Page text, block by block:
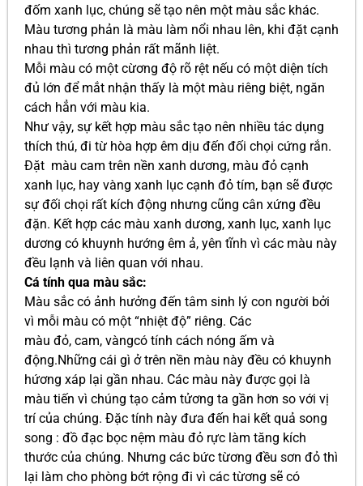
đốm xanh lục, chúng sẽ tạo nên một màu sắc khác.
Màu tương phản là màu làm nổi nhau lên, khi đặt cạnh
nhau thì tương phản rất mãnh liệt.
Mỗi màu có một cừơng độ rõ rệt nếu có một diện tích
đủ lớn để mắt nhận thấy là một màu riêng biệt, ngăn
cách hẳn với màu kia.
Như vậy, sự kết hợp màu sắc tạo nên nhiều tác dụng
thích thú, đi từ hòa hợp êm dịu đến đối chọi cứng rắn.
Ðặt màu cam trên nền xanh dương, màu đỏ cạnh
xanh lục, hay vàng xanh lục cạnh đỏ tím, bạn sẽ được
sự đối chọi rất kích động nhưng cũng cân xứng đều
đặn. Kết hợp các màu xanh dương, xanh lục, xanh lục
dương có khuynh hướng êm ả, yên tĩnh vì các màu này
đều lạnh và liên quan với nhau.
Cá tính qua màu sắc:
Màu sắc có ảnh hưởng đến tâm sinh lý con người bởi
vì mỗi màu có một “nhiệt độ” riêng. Các
màu đỏ, cam, vàngcó tính cách nóng ấm và
động.Những cái gì ở trên nền màu này đều có khuynh
hứơng xáp lại gần nhau. Các màu này được gọi là
màu tiến vì chúng tạo cảm tửơng ta gần hơn so với vị
trí của chúng. Ðặc tính này đưa đến hai kết quả song
song : đồ đạc bọc nệm màu đỏ rực làm tăng kích
thước của chúng. Nhưng các bức từơng đều sơn đỏ thì
lại làm cho phòng bớt rộng đi vì các từơng sẽ có